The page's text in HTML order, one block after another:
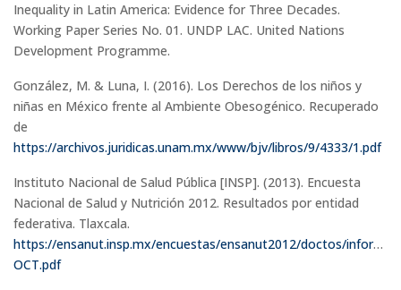
Inequality in Latin America: Evidence for Three Decades.
Working Paper Series No. 01. UNDP LAC. United Nations
Development Programme.
González, M. & Luna, I. (2016). Los Derechos de los niños y
niñas en México frente al Ambiente Obesogénico. Recuperado
de
https://archivos.juridicas.unam.mx/www/bjv/libros/9/4333/1.pdf
Instituto Nacional de Salud Pública [INSP]. (2013). Encuesta
Nacional de Salud y Nutrición 2012. Resultados por entidad
federativa. Tlaxcala.
https://ensanut.insp.mx/encuestas/ensanut2012/doctos/
OCT.pdf